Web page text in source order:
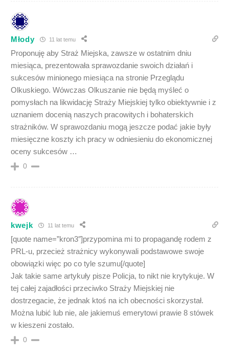
Młody 11 lat temu
Proponuję aby Straż Miejska, zawsze w ostatnim dniu
miesiąca, prezentowała sprawozdanie swoich działań i
sukcesów minionego miesiąca na stronie Przeglądu
Olkuskiego. Wówczas Olkuszanie nie będą myśleć o
pomysłach na likwidację Straży Miejskiej tylko obiektywnie i z
uznaniem docenią naszych pracowitych i bohaterskich
strażników. W sprawozdaniu mogą jeszcze podać jakie były
miesięczne koszty ich pracy w odniesieniu do ekonomicznej
oceny sukcesów …
0
kwejk 11 lat temu
[quote name=”kron3″]przypomina mi to propagandę rodem z
PRL-u, przecież strażnicy wykonywali podstawowe swoje
obowiązki więc po co tyle szumu[/quote]
Jak takie same artykuły pisze Policja, to nikt nie krytykuje. W
tej całej zajadłości przeciwko Straży Miejskiej nie
dostrzegacie, że jednak ktoś na ich obecności skorzystał.
Można lubić lub nie, ale jakiemuś emerytowi prawie 8 stówek
w kieszeni zostało.
0